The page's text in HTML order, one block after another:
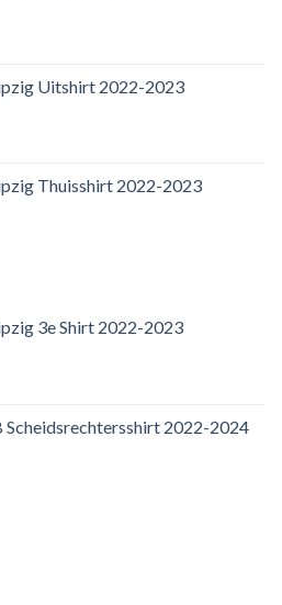
Uitshirt 2022-2023
Thuisshirt 2022-2023
3e Shirt 2022-2023
2022-2024